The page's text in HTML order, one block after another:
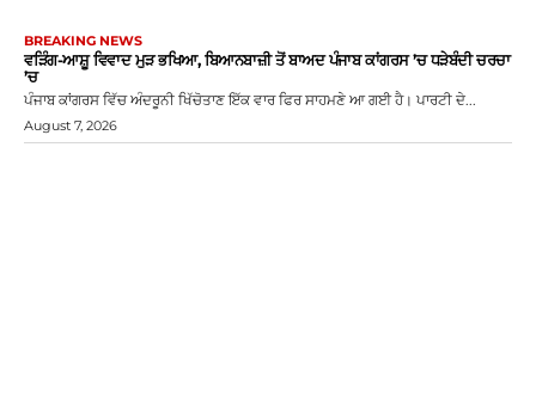
BREAKING NEWS
ਵੜਿੰਗ-ਆਸ਼ੂ ਵਿਵਾਦ ਮੁੜ ਭਖਿਆ, ਬਿਆਨਬਾਜ਼ੀ ਤੋਂ ਬਾਅਦ ਪੰਜਾਬ ਕਾਂਗਰਸ ’ਚ ਧੜੇਬੰਦੀ ਚਰਚਾ
’ਚ
ਪੰਜਾਬ ਕਾਂਗਰਸ ਵਿੱਚ ਅੰਦਰੂਨੀ ਖਿੱਚੋਤਾਣ ਇੱਕ ਵਾਰ ਫਿਰ ਸਾਹਮਣੇ ਆ ਗਈ ਹੈ। ਪਾਰਟੀ ਦੇ...
August 7, 2026